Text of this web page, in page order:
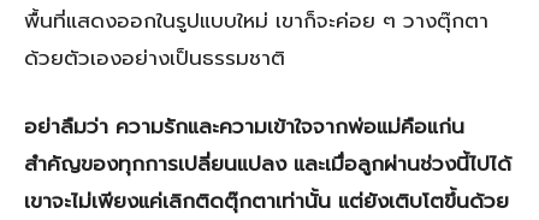
พื้นที่แสดงออกในรูปแบบใหม่ เขาก็จะค่อย ๆ วางตุ๊กตา
ด้วยตัวเองอย่างเป็นธรรมชาติ
อย่าลืมว่า ความรักและความเข้าใจจากพ่อแม่คือแก่น
สำคัญของทุกการเปลี่ยนแปลง และเมื่อลูกผ่านช่วงนี้ไปได้
เขาจะไม่เพียงแค่เลิกติดตุ๊กตาเท่านั้น แต่ยังเติบโตขึ้นด้วย